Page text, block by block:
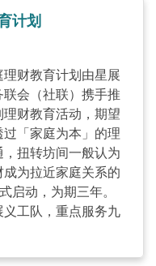
计划
财教育计划由星展
会（社联）携手推
财教育活动，期望
「家庭为本」的理
扭转坊间一般认为
成为拉近家庭关系的
启动，为期三年。
工队，重点服务九